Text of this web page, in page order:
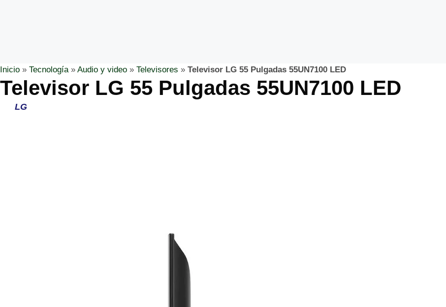
Inicio » Tecnología» Audio y video » Televisores » Televisor LG 55 Pulgadas 55UN7100 LED
Televisor LG 55 Pulgadas 55UN7100 LED
LG